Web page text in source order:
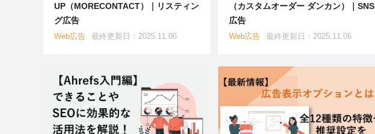
UP（MORECONTACT）｜リスティン
グ広告
Web広告 最終更新日：2025.11.06
（カスタムオーダー ダンカン）｜SNS
広告
Web広告 最終更新日：2025.11.06